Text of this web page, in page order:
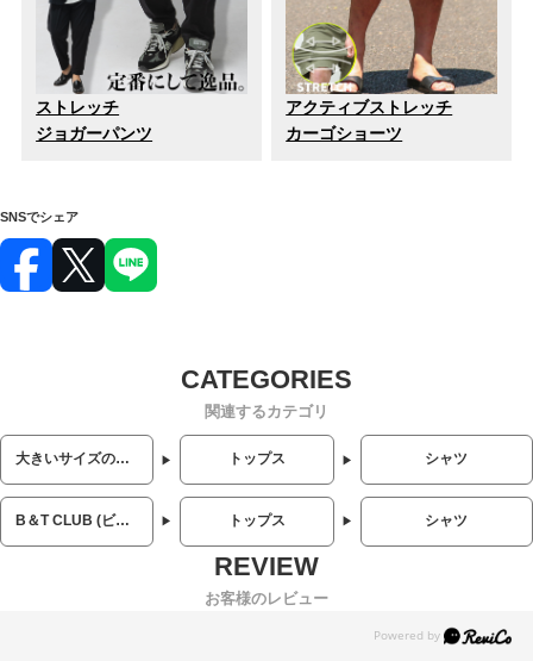
ストレッチ
ジョガーパンツ
アクティブストレッチ
カーゴショーツ
SNSでシェア
関連するカテゴリ
大きいサイズのメンズ服 トップス シャツ
B＆T CLUB (ビーアンドティークラブ) トップス シャツ
お客様のレビュー